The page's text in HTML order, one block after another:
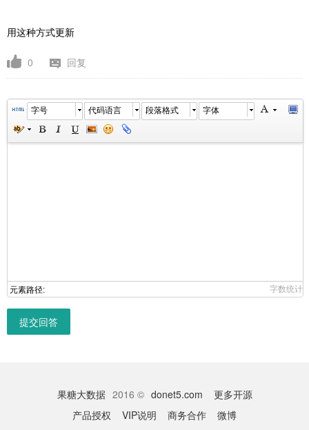
用这种方式更新
0 回复
字号 代码语言 段落格式 字体
元素路径: 字数统计
提交回答
果糖大数据 2016 © donet5.com
更多开源
产品授权
VIP说明 商务合作 微博